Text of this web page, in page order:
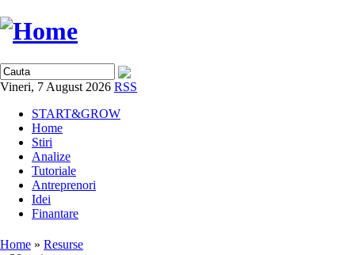
Vineri, 7 August 2026 RSS
START&GROW
Home
Stiri
Analize
Tutoriale
Antreprenori
Idei
Finantare
Home » Resurse